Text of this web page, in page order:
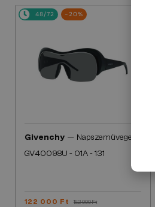
48/72 -20%
Givenchy — Napszemüvegek
GV40098U - 01A - 131
122 000 Ft 152 000 Ft